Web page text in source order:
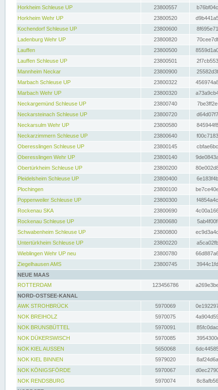
Horkheim Schleuse UP
23800557
Horkheim Wehr UP
23800520
Kochendorf Schleuse UP
23800600
Ladenburg Wehr UP
23800820
Lauffen
23800500
Lauffen Schleuse UP
23800501
Mannheim Neckar
23800900
Marbach Schleuse UP
23800322
Marbach Wehr UP
23800320
Neckargemünd Schleuse UP
23800740
Neckarsteinach Schleuse UP
23800720
Neckarsulm Wehr UP
23800580
Neckarzimmern Schleuse UP
23800640
Oberesslingen Schleuse UP
23800145
Oberesslingen Wehr UP
23800140
Obertürkheim Schleuse UP
23800200
Pleidelsheim Schleuse UP
23800400
Plochingen
23800100
Poppenweiler Schleuse UP
23800300
Rockenau SKA
23800690
Rockenau Schleuse UP
23800680
Schwabenheim Schleuse UP
23800800
Untertürkheim Schleuse UP
23800220
Wieblingen Wehr UP neu
23800780
Ziegelhausen AMS
23800745
NEUE MAAS
ROTTERDAM
123456786
NORD-OSTSEE-KANAL
AWK STROHBRÜCK
5970069
NOK BREIHOLZ
5970075
NOK BRUNSBÜTTEL
5970091
NOK DÜKERSWISCH
5970085
NOK KIEL AUSSEN
5650068
NOK KIEL BINNEN
5979020
NOK KÖNIGSFÖRDE
5970067
NOK RENDSBURG
5970074